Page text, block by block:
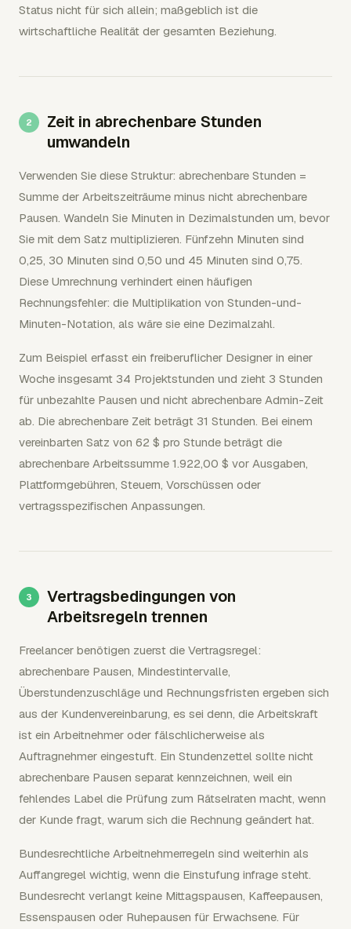
Status nicht für sich allein; maßgeblich ist die
wirtschaftliche Realität der gesamten Beziehung.
Zeit in abrechenbare Stunden
umwandeln
Verwenden Sie diese Struktur: abrechenbare Stunden =
Summe der Arbeitszeiträume minus nicht abrechenbare
Pausen. Wandeln Sie Minuten in Dezimalstunden um, bevor
Sie mit dem Satz multiplizieren. Fünfzehn Minuten sind
0,25, 30 Minuten sind 0,50 und 45 Minuten sind 0,75.
Diese Umrechnung verhindert einen häufigen
Rechnungsfehler: die Multiplikation von Stunden-und-
Minuten-Notation, als wäre sie eine Dezimalzahl.
Zum Beispiel erfasst ein freiberuflicher Designer in einer
Woche insgesamt 34 Projektstunden und zieht 3 Stunden
für unbezahlte Pausen und nicht abrechenbare Admin-Zeit
ab. Die abrechenbare Zeit beträgt 31 Stunden. Bei einem
vereinbarten Satz von 62 $ pro Stunde beträgt die
abrechenbare Arbeitssumme 1.922,00 $ vor Ausgaben,
Plattformgebühren, Steuern, Vorschüssen oder
vertragsspezifischen Anpassungen.
Vertragsbedingungen von
Arbeitsregeln trennen
Freelancer benötigen zuerst die Vertragsregel:
abrechenbare Pausen, Mindestintervalle,
Überstundenzuschläge und Rechnungsfristen ergeben sich
aus der Kundenvereinbarung, es sei denn, die Arbeitskraft
ist ein Arbeitnehmer oder fälschlicherweise als
Auftragnehmer eingestuft. Ein Stundenzettel sollte nicht
abrechenbare Pausen separat kennzeichnen, weil ein
fehlendes Label die Prüfung zum Rätselraten macht, wenn
der Kunde fragt, warum sich die Rechnung geändert hat.
Bundesrechtliche Arbeitnehmerregeln sind weiterhin als
Auffangregel wichtig, wenn die Einstufung infrage steht.
Bundesrecht verlangt keine Mittagspausen, Kaffeepausen,
Essenspausen oder Ruhepausen für Erwachsene. Für